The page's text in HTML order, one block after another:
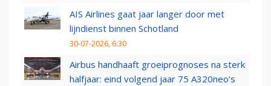
AIS Airlines gaat jaar langer door met
lijndienst binnen Schotland
30-07-2026, 6:30
Airbus handhaaft groeiprognoses na sterk
halfjaar: eind volgend jaar 75 A320neo’s